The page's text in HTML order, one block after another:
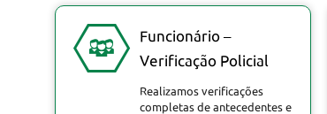
Funcionário –
Verificação Policial
Realizamos verificações
completas de antecedentes e